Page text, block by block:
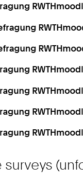
surveys